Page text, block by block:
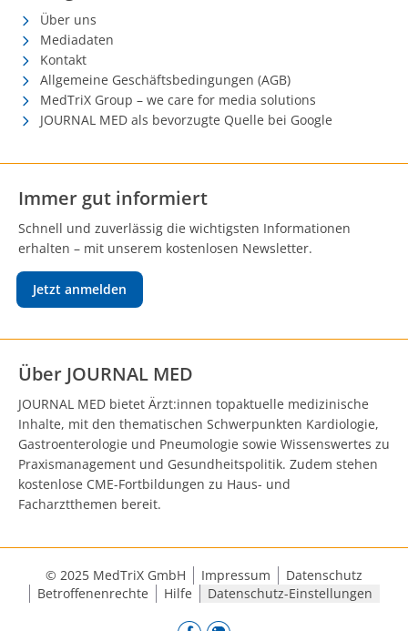
Über uns
Mediadaten
Kontakt
Allgemeine Geschäftsbedingungen (AGB)
MedTriX Group – we care for media solutions
JOURNAL MED als bevorzugte Quelle bei Google
Immer gut informiert
Schnell und zuverlässig die wichtigsten Informationen
erhalten – mit unserem kostenlosen Newsletter.
Jetzt anmelden
Über JOURNAL MED
JOURNAL MED bietet Ärzt:innen topaktuelle medizinische
Inhalte, mit den thematischen Schwerpunkten Kardiologie,
Gastroenterologie und Pneumologie sowie Wissenswertes zu
Praxismanagement und Gesundheitspolitik. Zudem stehen
kostenlose CME-Fortbildungen zu Haus- und
Facharztthemen bereit.
© 2025 MedTriX GmbH Impressum
Datenschutz
Betroffenenrechte
Hilfe Datenschutz-Einstellungen